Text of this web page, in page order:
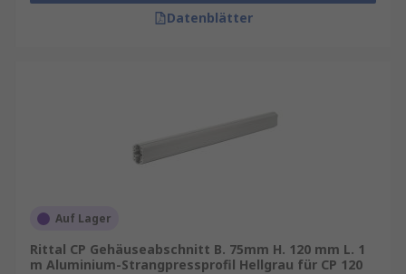
Datenblätter
Auf Lager
Rittal CP Gehäuseabschnitt B. 75mm H. 120 mm L. 1
m Aluminium-Strangpressprofil Hellgrau für CP 120